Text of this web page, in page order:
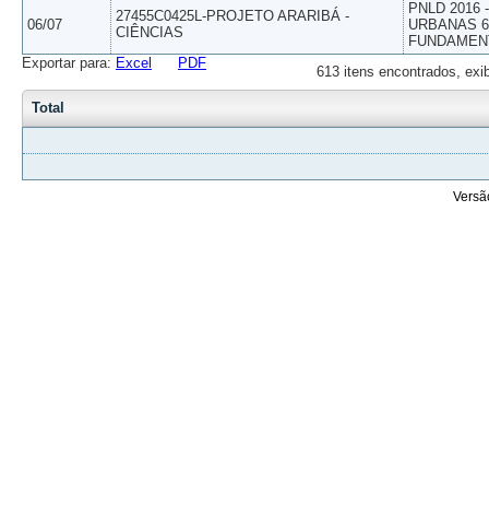
06/07
27455C0425L-PROJETO ARARIBÁ -
CIÊNCIAS
PNLD 2016
URBANAS
613 itens encontrados,
Exportar para: Excel PDF
Total